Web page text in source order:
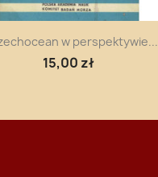
Szybki podgląd
w perspektywie...
15,00 zł